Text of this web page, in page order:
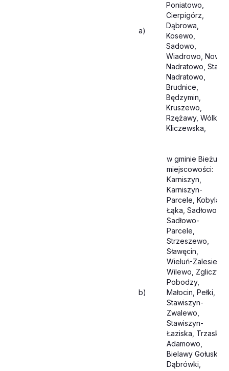
a)
Poniatowo,
Cierpigórz,
Dąbrowa,
Kosewo,
Sadowo,
Wiadrowo, Nowe
Nadratowo, Stare
Nadratowo,
Brudnice,
Będzymin,
Kruszewo,
Rzężawy, Wólka
Kliczewska,
b)
w gminie Bieżuń,
miejscowości:
Karniszyn,
Karniszyn-
Parcele, Kobyla
Łąka, Sadłowo,
Sadłowo-
Parcele,
Strzeszewo,
Sławęcin,
Wieluń-Zalesie,
Wilewo, Zgliczyn
Pobodzy,
Małocin, Pełki,
Stawiszyn-
Zwalewo,
Stawiszyn-
Łaziska, Trzaski,
Adamowo,
Bielawy Gołuskie,
Dąbrówki,